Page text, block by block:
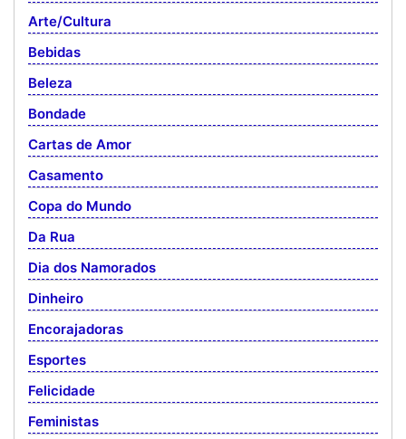
Arte/Cultura
Bebidas
Beleza
Bondade
Cartas de Amor
Casamento
Copa do Mundo
Da Rua
Dia dos Namorados
Dinheiro
Encorajadoras
Esportes
Felicidade
Feministas